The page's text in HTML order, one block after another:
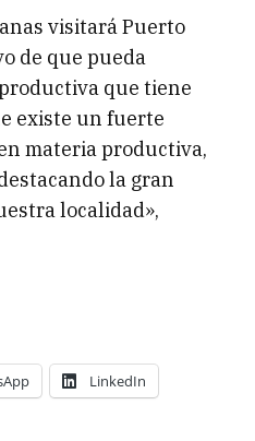
visitará Puerto
de que pueda
que tiene
existe un fuerte
materia productiva,
la gran
localidad»,
LinkedIn